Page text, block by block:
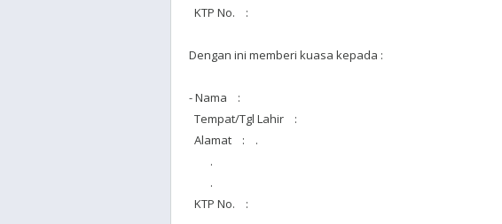
KTP No. :
Dengan ini memberi kuasa kepada :
- Nama :
Tempat/Tgl Lahir :
Alamat : .
.
.
KTP No. :